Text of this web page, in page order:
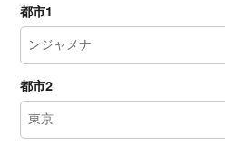
都市1
都市2